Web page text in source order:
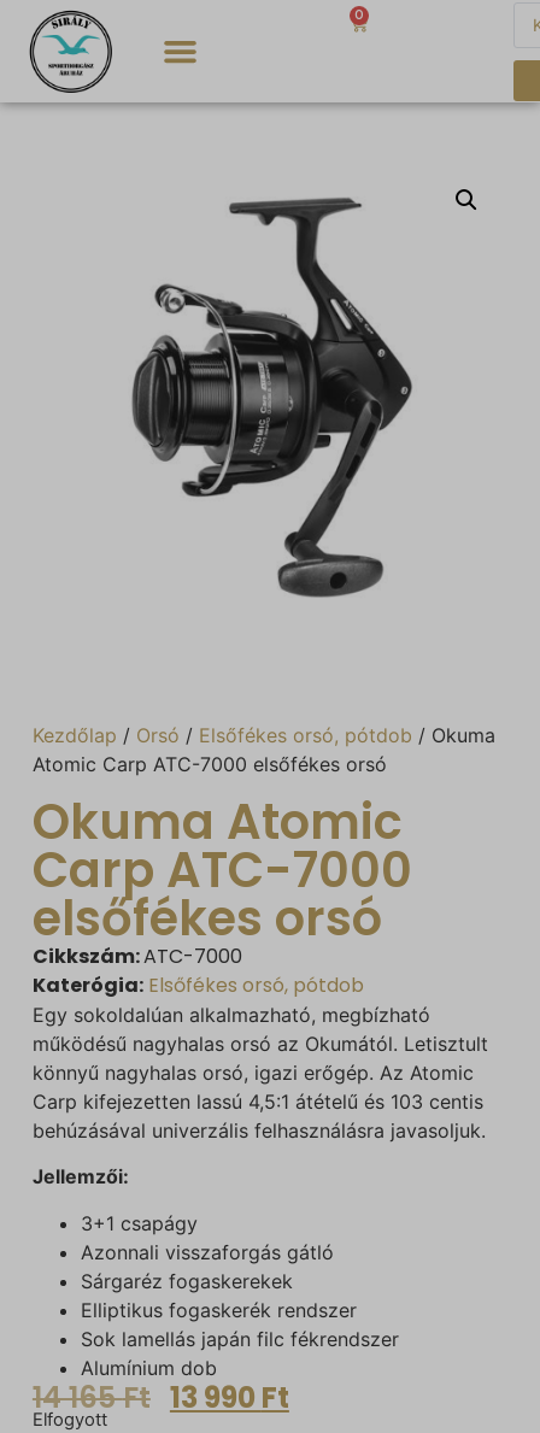
Ft 0
Kezdőlap / Orsó / Elsőfékes orsó, pótdob / Okuma
Atomic Carp ATC-7000 elsőfékes orsó
Okuma Atomic
Carp ATC-7000
elsőfékes orsó
Cikkszám:ATC-7000
Katerógia: Elsőfékes orsó, pótdob
Egy sokoldalúan alkalmazható, megbízható
működésű nagyhalas orsó az Okumától. Letisztult
könnyű nagyhalas orsó, igazi erőgép. Az Atomic
Carp kifejezetten lassú 4,5:1 átételű és 103 centis
behúzásával univerzális felhasználásra javasoljuk.
Jellemzői:
3+1 csapágy
Azonnali visszaforgás gátló
Sárgaréz fogaskerekek
Elliptikus fogaskerék rendszer
Sok lamellás japán filc fékrendszer
Alumínium dob
14 165Ft 13 990 Ft
Elfogyott